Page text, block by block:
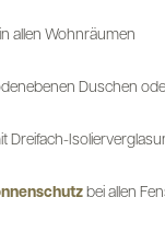
in allen Wohnräumen
Duschen
Dreifach-
bei allen